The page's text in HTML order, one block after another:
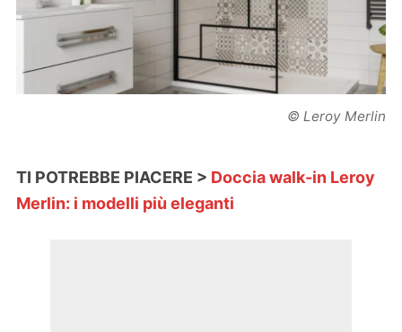
© Leroy Merlin
TI POTREBBE PIACERE > Doccia walk-in Leroy
Merlin: i modelli più eleganti